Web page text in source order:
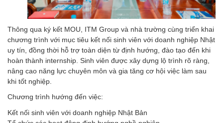
Thông qua ký kết MOU, ITM Group và nhà trường cùng triển khai
chương trình với mục tiêu kết nối sinh viên với doanh nghiệp Nhật
uy tín, đồng thời hỗ trợ toàn diện từ định hướng, đào tạo đến khi
hoàn thành internship. Sinh viên được xây dựng lộ trình rõ ràng,
nâng cao năng lực chuyên môn và gia tăng cơ hội việc làm sau
khi tốt nghiệp.
Chương trình hướng đến việc:
Kết nối sinh viên với doanh nghiệp Nhật Bản